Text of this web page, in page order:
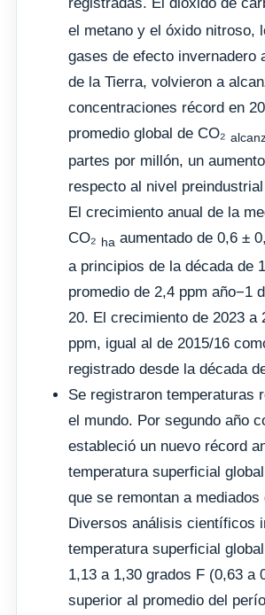
el metano y el óxido nitroso,
gases de efecto invernadero
de la Tierra, volvieron a
concentraciones récord en
promedio global de CO₂
partes por millón, un
respecto al nivel
El crecimiento anual de la
CO₂ ha aumentado de 0,6 ±
a principios de la década de
promedio de 2,4 ppm año−1
20. El crecimiento de 2023 a
ppm, igual al de 2015/16
registrado desde la década
Se registraron temperaturas
el mundo. Por segundo año
estableció un nuevo récord
temperatura superficial
que se remontan a
Diversos análisis científicos
temperatura superficial
1,13 a 1,30 grados F (0,63 a
superior al promedio del